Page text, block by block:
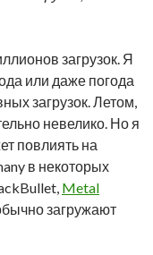
загрузок. Я
или даже погода
загрузок. Летом,
невелико. Но я
повлиять на
в некоторых
Metal
загружают